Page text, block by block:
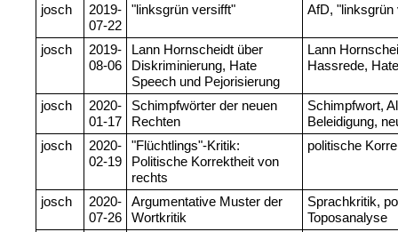
josch
2019-
07-22
"linksgrün versifft" AfD, "linksgrün
josch
2019-
08-06
Lann Hornscheidt über
Diskriminierung, Hate
Speech und Pejorisierung
Lann
Hassrede,
josch
2020-
01-17
Schimpfwörter der neuen
Rechten
Schimpfwort,
Beleidigung,
josch
2020-
02-19
"Flüchtlings"-Kritik:
Politische Korrektheit von
rechts
politische
josch
2020-
07-26
Argumentative Muster der
Wortkritik
Sprachkritik,
Toposanalyse